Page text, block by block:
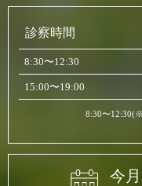
診察時間
8:30〜12:30
15:00〜19:00
8:30〜
今